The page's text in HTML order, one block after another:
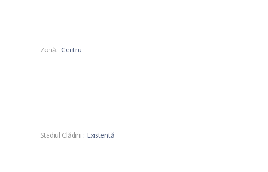
Zonă: Centru
Stadiul Clădirii : Existentă